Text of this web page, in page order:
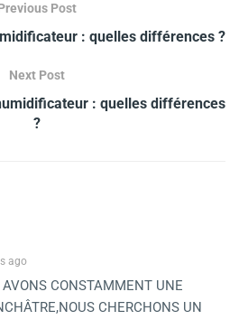
Post
: quelles différences ?
Next Post
: quelles différences
?
ago
CONSTAMMENT UNE
CHERCHONS UN